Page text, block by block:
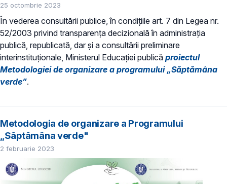
25 octombrie 2023
În vederea consultării publice, în condiţiile art. 7 din Legea nr.
52/2003 privind transparenţa decizională în administraţia
publică, republicată, dar și a consultării preliminare
interinstituționale, Ministerul Educaţiei publică proiectul
Metodologiei de organizare a programului „Săptămâna
verde”.
Metodologia de organizare a Programului
„Săptămâna verde"
2 februarie 2023